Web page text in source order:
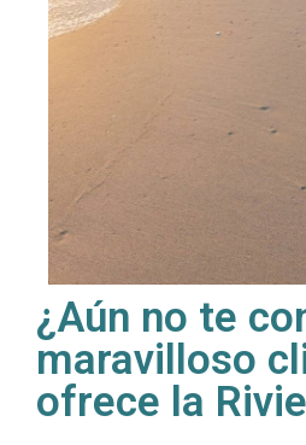
¿Aún no te
maravilloso
ofrece la